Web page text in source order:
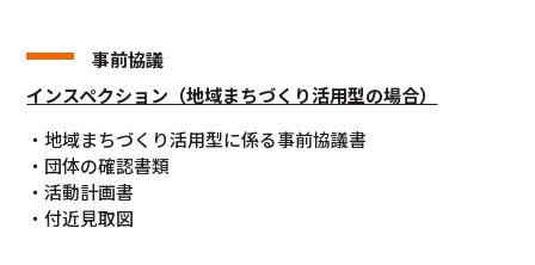
事前協議
インスペクション（地域まちづくり活用型の場合）
・地域まちづくり活用型に係る事前協議書
・団体の確認書類
・活動計画書
・付近見取図